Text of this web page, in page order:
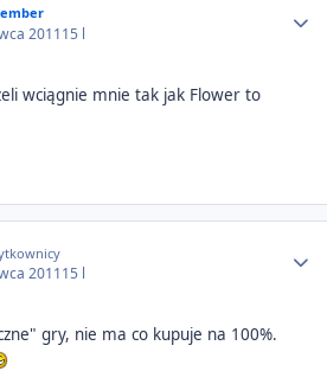
201115 l
wciągnie mnie tak jak Flower to
201115 l
gry, nie ma co kupuje na 100%.